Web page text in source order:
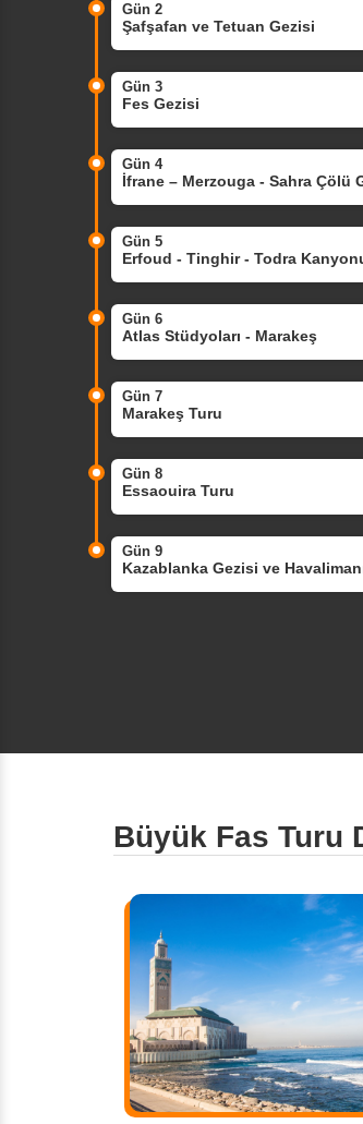
Gün 2
Şafşafan ve Tetuan Gezisi
Gün 3
Fes Gezisi
Gün 4
İfrane – Merzouga - Sahra Çölü
Gün 5
Erfoud - Tinghir - Todra
Gün 6
Atlas Stüdyoları - Marakeş
Gün 7
Marakeş Turu
Gün 8
Essaouira Turu
Gün 9
Kazablanka Gezisi ve
Büyük Fas Turu